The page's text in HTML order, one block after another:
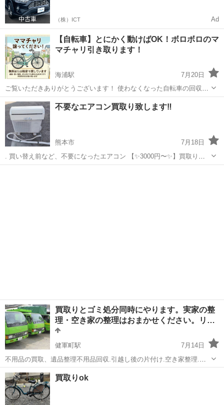
（株）ICT Ad
【自転車】とにかく動けばOK！ボロボロのマ
マチャリ引き取ります！
海浦駅
7月20日
ご覧いただきありがとうございます！ 使わなくなった自転車の回収を
行なっております。 ■希望する状態 ・パンクしておらず、一応乗れる
状態であれば、外観は一切気にしません。 ・サビだらけ、傷だらけ、
カゴがへこんでいる、ライト...
熊本 天草市 海浦駅 不用品処分 軽トラ
不要なエアコン買取り致します‼️
熊本市
7月18日
. 買い替え前など、不要になったエアコン 【✨3000円〜✨】買取りい
たします！ 取外し料、無料‼️ 18時以降 対応可🌙 第二種電気工事士が
買取りとゴミ処分同時にやります。実家の整
理・空き家の整理はおまかせください。リ…
健軍町駅
7月14日
不用品の買取、遺品整理不用品回収.引越し後の片付け.空き家整理.廃
品回収. ※一般廃棄物収集運搬・産業廃棄物収集運搬・古物商の許可あ
ります。 リサイクルできる物はお買取りします。※家電・家具・事務
熊本 熊本市 健軍町駅
買取りok